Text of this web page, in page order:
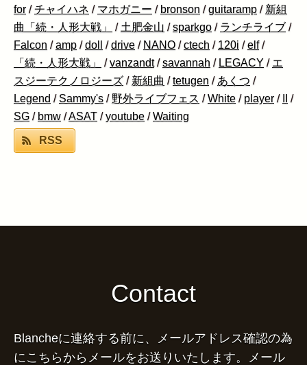
for /チャイハネ / マホガニー / bronson /guitaramp / 新組
曲「続・人形大戦」
/ 土肥金山 /sparkgo / ランチライブ /
Falcon /amp /doll /drive / NANO /ctech / 120i /elf /
「続・人形大戦」
/vanzandt /savannah / LEGACY / エ
スジーテクノロジーズ / 新組曲 /tetugen / あくつ /
Legend /Sammy's / 野外ライブフェス /White / player /
/
SG / bmw /ASAT /youtube /Waiting
RSS
Contact
Blancheに連絡する前に、メールアドレス確認の為
にこちらからメールをお送りいたします。メール